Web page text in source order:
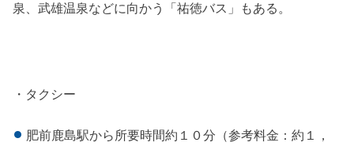
泉、武雄温泉などに向かう「祐徳バス」もある。
・タクシー
肥前鹿島駅から所要時間約１０分（参考料金：約１，